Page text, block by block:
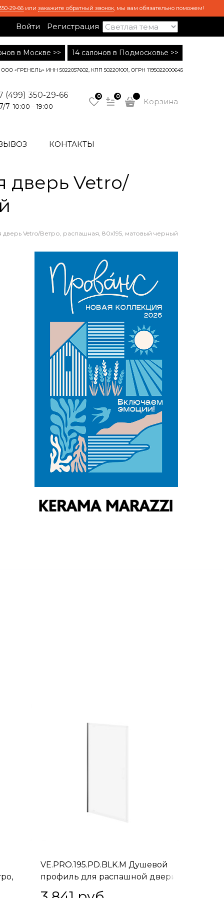
29-66 или закажите обратный звонок, мы вам обязательно поможем!
Войти Регистрация
в Москве >> 14 салонов в Подмосковье >>
ООО «ГРЕНЕЛЬ» ИНН 5022057602, КПП 502201001, ОГРН 1195022000645
(499) 350-29-66
7 10:00 – 19:00
0 0
Корзина
КОНТАКТЫ
дверь Vetro/
дверь Vetro/Ветро, распашная, 80х195, матовый черный
VE.PRO.195.PD.BLK.M Душевой
профиль для распашной двери
Vetro/Ветро, 195, матовый